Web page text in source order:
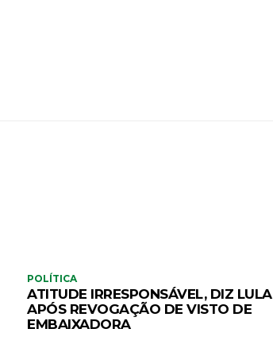
POLÍTICA
ATITUDE IRRESPONSÁVEL, DIZ LULA
APÓS REVOGAÇÃO DE VISTO DE
EMBAIXADORA